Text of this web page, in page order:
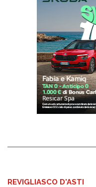
REVIGLIASCO D'ASTI